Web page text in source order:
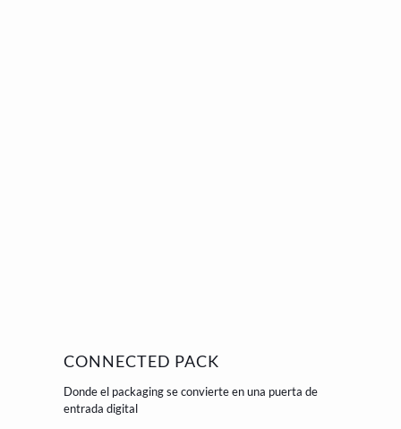
CONNECTED PACK
Donde el packaging se convierte en una puerta de
entrada digital